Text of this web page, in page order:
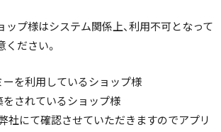
ップ様はシステム関係上、利用不可となって
ださい。
ーを利用しているショップ様
をされているショップ様
社にて確認させていただきますのでアプリ